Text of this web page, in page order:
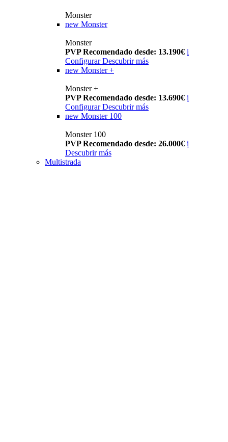
Monster
new Monster
Monster
PVP Recomendado desde: 13.190€ i
Configurar Descubrir más
new Monster +
Monster +
PVP Recomendado desde: 13.690€ i
Configurar Descubrir más
new Monster 100
Monster 100
PVP Recomendado desde: 26.000€ i
Descubrir más
Multistrada